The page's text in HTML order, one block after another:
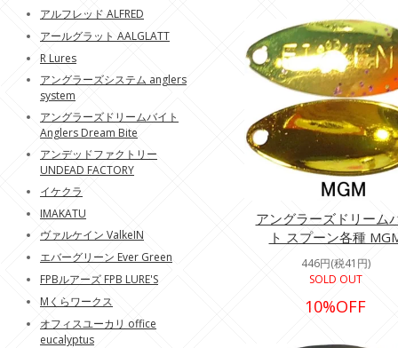
アングラーズドリーム
ト スプーン各種
446円(税41円)
SOLD OUT
10%OFF
アルフレッド ALFRED
アールグラット AALGLATT
R Lures
アングラーズシステム anglers
system
アングラーズドリームバイト
Anglers Dream Bite
アンデッドファクトリー
UNDEAD FACTORY
イケクラ
IMAKATU
ヴァルケイン ValkeIN
エバーグリーン Ever Green
FPBルアーズ FPB LURE'S
Mくらワークス
オフィスユーカリ office
eucalyptus